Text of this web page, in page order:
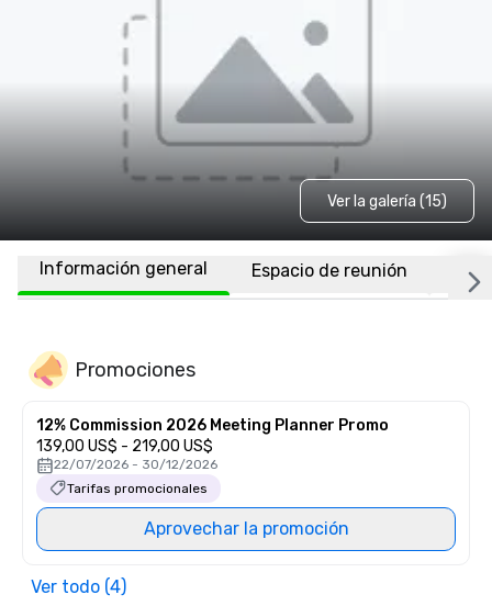
Ver la galería (15)
Información general Espacio de reunión
Promociones
12% Commission 2026 Meeting Planner Promo
139,00 US$ - 219,00 US$
22/07/2026 - 30/12/2026
Tarifas promocionales
Aprovechar la promoción
Ver todo (4)